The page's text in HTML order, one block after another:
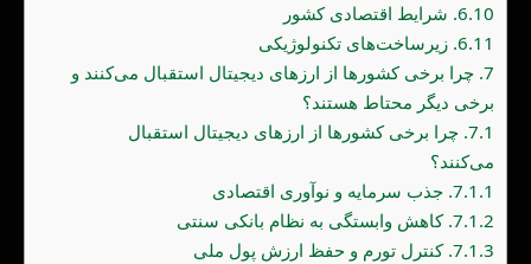
6.10. شرایط اقتصادی کشور
6.11. زیرساخت‌های تکنولوژیکی
7. چرا برخی کشورها از ارزهای دیجیتال استقبال می‌کنند و
برخی دیگر محتاط هستند؟
7.1. چرا برخی کشورها از ارزهای دیجیتال استقبال
می‌کنند؟
7.1.1. جذب سرمایه و نوآوری اقتصادی
7.1.2. کاهش وابستگی به نظام بانکی سنتی
7.1.3. کنترل تورم و حفظ ارزش پول ملی